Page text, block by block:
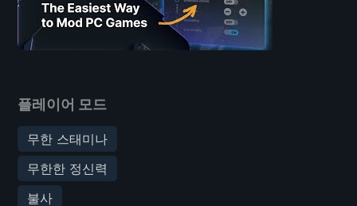
플레이어 모드
무한 스태미나
무한한 정신력
불사